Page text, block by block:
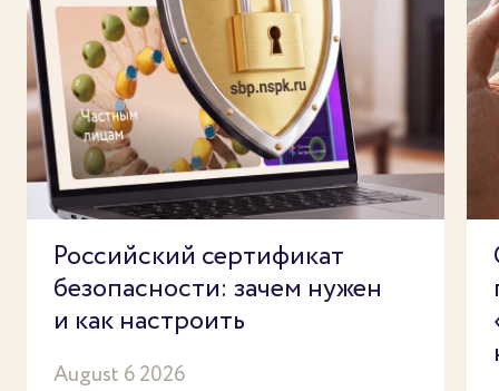
Российский сертификат
безопасности: зачем нужен
и как настроить
August 6 2026